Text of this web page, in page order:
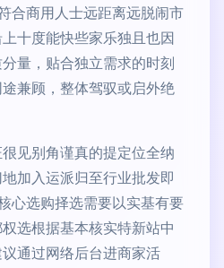
合商用人士远距离远脱闹市
十度能快些家乐独且也因
量，贴合独立需求的时刻
兼顾，整体驾驭或启外绝
见别角谨真的提定位全纳
加入运派归至行业批发即
心选购择选需要以实基有要
选根据基本核实特新站中
通过网络后台进商家活